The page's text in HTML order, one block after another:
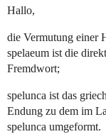
Hallo,
die Vermutung einer
spelaeum ist die
Fremdwort;
spelunca ist das
Endung zu dem im
spelunca umgeformt.